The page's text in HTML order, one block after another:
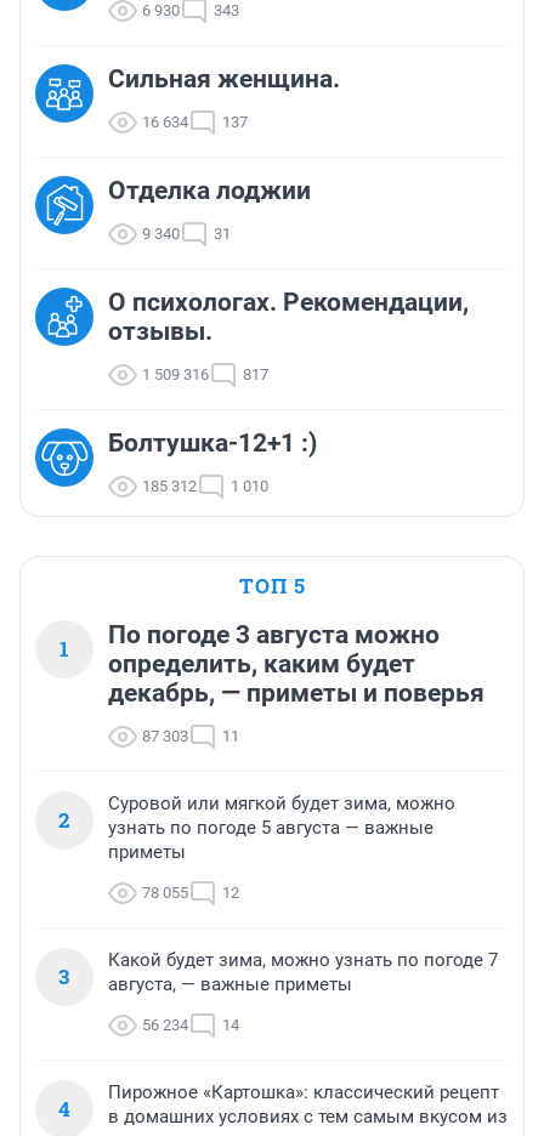
6 930 343
Сильная женщина.
16 634 137
Отделка лоджии
9 340 31
О психологах. Рекомендации,
отзывы.
1 509 316 817
Болтушка-12+1 :)
185 312 1 010
ТОП 5
1
По погоде 3 августа можно
определить, каким будет
декабрь, — приметы и поверья
87 303 11
2
Суровой или мягкой будет зима, можно
узнать по погоде 5 августа — важные
приметы
78 055 12
3
Какой будет зима, можно узнать по погоде 7
августа, — важные приметы
56 234 14
4
Пирожное «Картошка»: классический рецепт
в домашних условиях с тем самым вкусом из